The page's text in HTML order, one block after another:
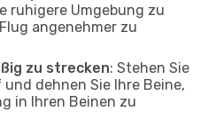
ruhigere Umgebung zu
angenehmer zu
zu strecken: Stehen Sie
dehnen Sie Ihre Beine,
in Ihren Beinen zu